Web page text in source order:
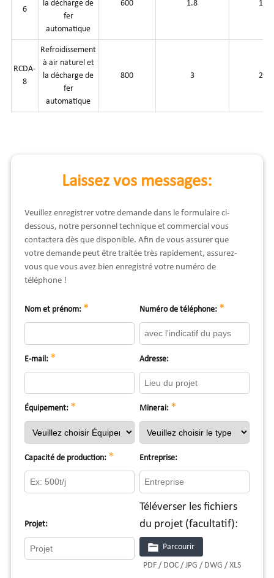
6
la décharge de
fer
automatique
600 1.8 175
RCDA-
8
Refroidissement
à air naturel et
la décharge de
fer
automatique
800 3 250
Laissez vos messages:
Veuillez enregistrer votre demande dans le formulaire ci-
dessous, notre personnel technique et commercial vous
contactera dès que disponible. Afin de vous assurer que
votre demande peut être traitée très rapidement, assurez-
vous que vous avez bien enregistré votre numéro de
téléphone !
Nom et prénom: * Numéro de téléphone: *
E-mail: * Adresse:
Équipement: * Minerai: *
Capacité de production: * Entreprise:
Projet:
Téléverser les fichiers
du projet (facultatif):
Parcourir
PDF / DOC / JPG / DWG / XLS